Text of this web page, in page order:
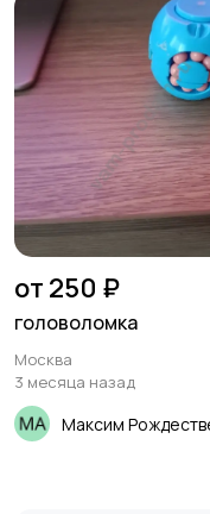
от 250 ₽
головоломка
Москва
3 месяца назад